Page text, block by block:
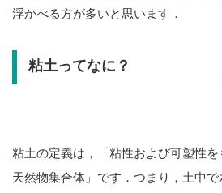
浮かべる方が多いと思います．
粘土ってなに？
粘土の定義は，「粘性および可塑性
天然物集合体」です．つまり，土中